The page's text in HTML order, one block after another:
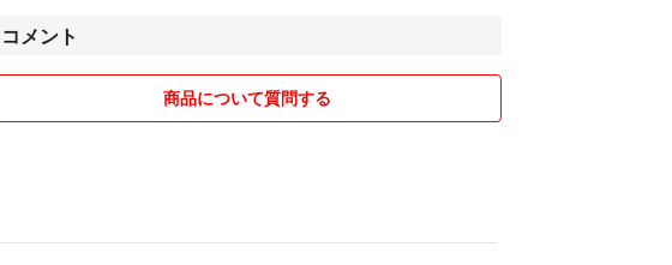
取引メッセージよりご連絡お願い致します。
✦️ コメントでやりとりさせていただいている場合でも
コメント
商品について質問する